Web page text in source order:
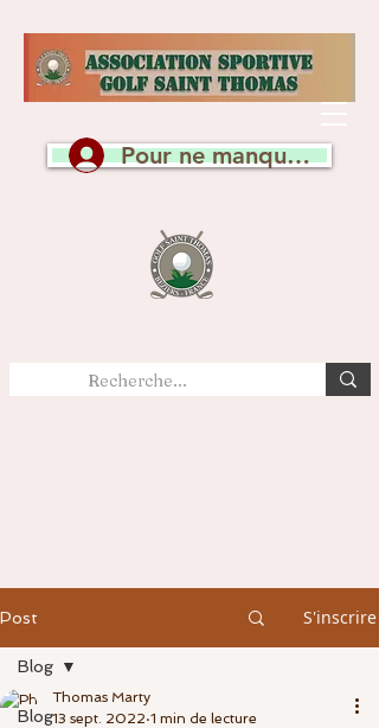
Pour ne manquer
Post S'inscrire
Blog
Blog
Thomas Marty
13 sept. 2022 1 min de lecture